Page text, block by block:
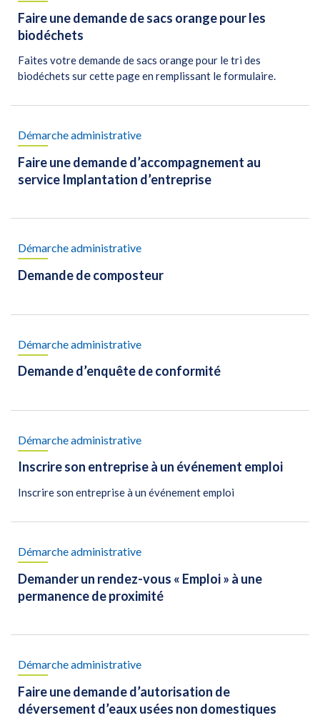
Faire une demande de sacs orange pour les
biodéchets
Faites votre demande de sacs orange pour le tri des
biodéchets sur cette page en remplissant le formulaire.
Démarche administrative
Faire une demande d’accompagnement au
service Implantation d’entreprise
Démarche administrative
Demande de composteur
Démarche administrative
Demande d’enquête de conformité
Démarche administrative
Inscrire son entreprise à un événement emploi
Inscrire son entreprise à un événement emploi
Démarche administrative
Demander un rendez-vous « Emploi » à une
permanence de proximité
Démarche administrative
Faire une demande d’autorisation de
déversement d’eaux usées non domestiques